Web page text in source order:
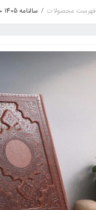
فهرست محصولات سالنامه 1405 حافظ وزیری ترمو شمس آپادانا APADANA